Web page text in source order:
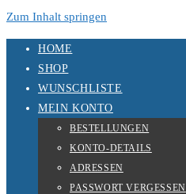
Zum Inhalt springen
HOME
SHOP
WUNSCHLISTE
MEIN KONTO
BESTELLUNGEN
KONTO-DETAILS
ADRESSEN
PASSWORT VERGESSEN